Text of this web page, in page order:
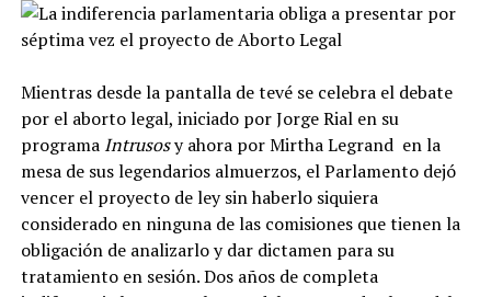
Mientras desde la pantalla de tevé se celebra el debate
por el aborto legal, iniciado por Jorge Rial en su
programa Intrusosy ahora por Mirtha Legrand en la
mesa de sus legendarios almuerzos, el Parlamento dejó
vencer el proyecto de ley sin haberlo siquiera
considerado en ninguna de las comisiones que tienen la
obligación de analizarlo y dar dictamen para su
tratamiento en sesión. Dos años de completa